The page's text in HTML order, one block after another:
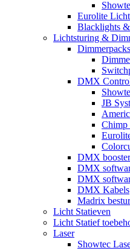
Eurolite
Blacklights
Lichtsturing &
DMX
JB
DMX
DMX
DMX
DMX Kabels
Madrix
Licht Statieven
Licht Statief
Laser
Showtec